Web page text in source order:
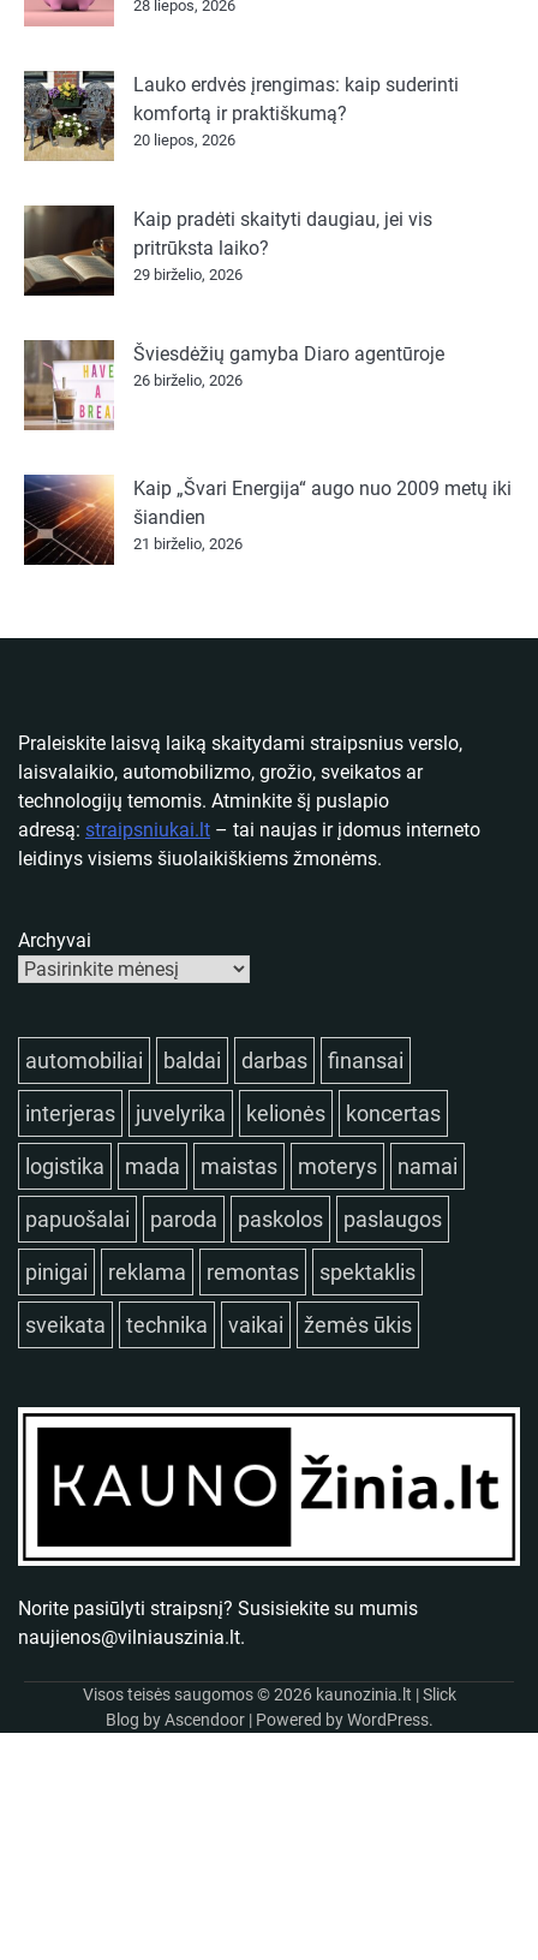
28 liepos, 2026
Lauko erdvės įrengimas: kaip suderinti
komfortą ir praktiškumą?
20 liepos, 2026
Kaip pradėti skaityti daugiau, jei vis
pritrūksta laiko?
29 birželio, 2026
Šviesdėžių gamyba Diaro agentūroje
26 birželio, 2026
Kaip „Švari Energija“ augo nuo 2009 metų iki
šiandien
21 birželio, 2026
Praleiskite laisvą laiką skaitydami straipsnius verslo,
laisvalaikio, automobilizmo, grožio, sveikatos ar
technologijų temomis. Atminkite šį puslapio
adresą: straipsniukai.lt – tai naujas ir įdomus interneto
leidinys visiems šiuolaikiškiems žmonėms.
Archyvai
automobiliai baldai darbas finansai
interjeras juvelyrika kelionės koncertas
logistika mada maistas moterys namai
papuošalai paroda paskolos paslaugos
pinigai reklama remontas spektaklis
sveikata technika vaikai žemės ūkis
Norite pasiūlyti straipsnį? Susisiekite su mumis
naujienos@vilniauszinia.lt.
Visos teisės saugomos © 2026 kaunozinia.lt | Slick
Blog byAscendoor| Powered byWordPress.